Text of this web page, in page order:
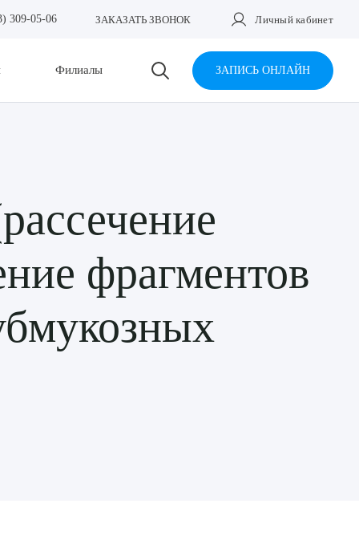
309-05-06 ЗАКАЗАТЬ ЗВОНОК Личный кабинет
Филиалы ЗАПИСЬ ОНЛАЙН
фрагментов